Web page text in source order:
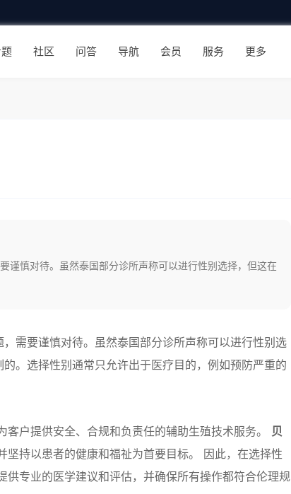
社区 问答 导航 会员 服务 更多
谨慎对待。虽然泰国部分诊所声称可以进行性别选择，但这在
需要谨慎对待。虽然泰国部分诊所声称可以进行性别选
。选择性别通常只允许出于医疗目的，例如预防严重的
户提供安全、合规和负责任的辅助生殖技术服务。 贝
坚持以患者的健康和福祉为首要目标。 因此，在选择性
供专业的医学建议和评估，并确保所有操作都符合伦理规